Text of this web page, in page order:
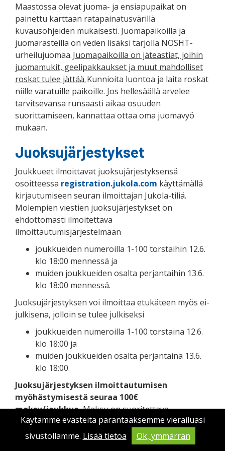
Maastossa olevat juoma- ja ensiapupaikat on
painettu karttaan ratapainatusvärillä
kuvausohjeiden mukaisesti. Juomapaikoilla ja
juomarasteilla on veden lisäksi tarjolla NOSHT-
urheilujuomaa.Juomapaikoilla on jäteastiat, joihin
juomamukit, geelipakkaukset ja muut mahdolliset
roskat tulee jättää.Kunnioita luontoa ja laita roskat
niille varatuille paikoille. Jos hellesäällä arvelee
tarvitsevansa runsaasti aikaa osuuden
suorittamiseen, kannattaa ottaa oma juomavyö
mukaan.
Juoksujärjestykset
Joukkueet ilmoittavat juoksujärjestyksensä
osoitteessa registration.jukola.com käyttämällä
kirjautumiseen seuran ilmoittajan Jukola-tiliä.
Molempien viestien juoksujärjestykset on
ehdottomasti ilmoitettava
ilmoittautumisjärjestelmään
joukkueiden numeroilla 1-100 torstaihin 12.6.
klo 18:00 mennessä ja
muiden joukkueiden osalta perjantaihin 13.6.
klo 18:00 mennessä.
Juoksujärjestyksen voi ilmoittaa etukäteen myös ei-
julkisena, jolloin se tulee julkiseksi
joukkueiden numeroilla 1-100 torstaina 12.6.
klo 18:00 ja
muiden joukkueiden osalta perjantaina 13.6.
klo 18:00.
Juoksujärjestyksen ilmoittautumisen
myöhästymisestä seuraa 100€
maksu/joukkue.Maksu on suoritettava
joukkuemateriaalin noudon yhteydessä. Määräajan
jälkeen muutoksia voi tehdä vain
poikkeustapauksissa. Muutokset hyväksyy
Käytämme evästeitä parantaaksemme vierailuasi
sivustollamme. Lisää tietoa Ok, ymmärrän